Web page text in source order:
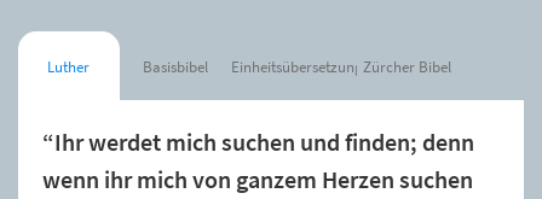
Luther Basisbibel Einheitsübersetzung Zürcher Bibel
“Ihr werdet mich suchen und finden; denn
wenn ihr mich von ganzem Herzen suchen